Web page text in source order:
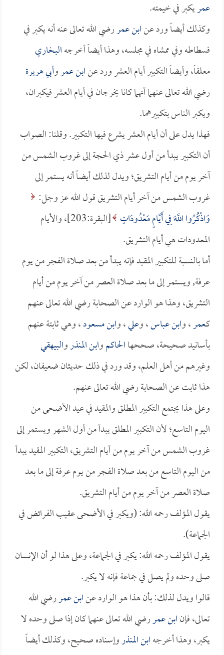
عمريكبر في خيمته.
وكذلك أيضاً ورد عنابن عمررضي الله تعالى عنه أنه يكبر في
فسطاطه وفي ممشاه في مجلسه، وهذا أيضاً أخرجهالبخاري
معلقاً، وأيضاً التكبير أيام العشر ورد عنابن عمروأبي هريرة
رضي الله تعالى عنهما أنهما كانا يخرجان في أيام العشر فيكبران،
ويكبر الناس بتكبيرهما.
فهذا يدل على أن أيام العشر يشرع فيها التكبير. وقلنا: الصواب
أن التكبير يبدأ من أول عشر ذي الحجة إلى غروب الشمس من
آخر يوم من أيام التشريق؛ ويدل لذلك أيضاً أنه يستمر إلى
غروب الشمس من آخر أيام التشريق قول الله عز وجل:
وَاذْكُرُوا اللَّهَ فِي أَيَّامٍ مَعْدُودَاتٍ
[البقرة:203]، والأيام
المعدودات هي أيام التشريق.
أما بالنسبة للتكبير المقيد فإنه يبدأ من بعد صلاة الفجر من يوم
عرفة, ويستمر إلى ما بعد صلاة العصر من آخر يوم من أيام
التشريق، وهذا هو الوارد عن الصحابة رضي الله تعالى عنهم
كـعمر، وابن عباس، وعلي، وابن مسعود، وهي ثابتة عنهم
بأسانيد صحيحة، صححهاالحاكموابن المنذروالبيهقي
وغيرهم من أهل العلم، وقد ورد في ذلك حديثان ضعيفان، لكن
هذا ثابت عن الصحابة رضي الله تعالى عنهم.
وعلى هذا يجتمع التكبير المطلق والمقيد في عيد الأضحى من
اليوم التاسع؛ لأن التكبير المطلق يبدأ من أول الشهر ويستمر إلى
غروب الشمس من آخر يوم من أيام التشريق، التكبير المقيد يبدأ
من اليوم التاسع من بعد صلاة الفجر من يوم عرفة إلى ما بعد
صلاة العصر من آخر يوم من أيام التشريق.
يقول المؤلف رحمه الله: (ويكبر في الأضحى عقيب الفرائض في
الجماعة).
يقول المؤلف رحمه الله: يكبر في الجماعة، وعلى هذا لو أن الإنسان
صلى وحده ولم يصل في جماعة فإنه لا يكبر.
قالوا ويدل لذلك: بأن هذا هو الوارد عنابن عمررضي الله
تعالى، فإنابن عمررضي الله تعالى عنهما كان إذا صلى وحده لا
يكبر، وهذا أخرجهابن المنذروإسناده صحيح، وكذلك أيضاً